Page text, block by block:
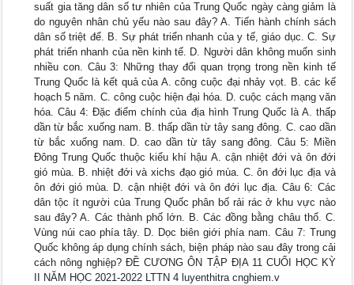
suất gia tăng dân số tư nhiên của Trung Quốc ngày càng giảm là
do nguyên nhân chủ yếu nào sau đây? A. Tiến hành chính sách
dân số triệt để. B. Sự phát triển nhanh của y tế, giáo dục. C. Sự
phát triển nhanh của nền kinh tế. D. Người dân không muốn sinh
nhiều con. Câu 3: Những thay đổi quan trọng trong nền kinh tế
Trung Quốc là kết quả của A. công cuộc đại nhảy vọt. B. các kế
hoạch 5 năm. C. công cuộc hiện đại hóa. D. cuộc cách mạng văn
hóa. Câu 4: Đặc điểm chính của địa hình Trung Quốc là A. thấp
dần từ bắc xuống nam. B. thấp dần từ tây sang đông. C. cao dần
từ bắc xuống nam. D. cao dần từ tây sang đông. Câu 5: Miền
Đông Trung Quốc thuộc kiểu khí hậu A. cận nhiệt đới và ôn đới
gió mùa. B. nhiệt đới và xichs đạo gió mùa. C. ôn đới lục địa và
ôn đới gió mùa. D. cận nhiệt đới và ôn đới lục địa. Câu 6: Các
dân tộc ít người của Trung Quốc phân bố rải rác ở khu vực nào
sau đây? A. Các thành phố lớn. B. Các đồng bằng châu thổ. C.
Vùng núi cao phía tây. D. Dọc biên giới phía nam. Câu 7: Trung
Quốc không áp dụng chính sách, biện pháp nào sau đây trong cải
cách nông nghiệp? ĐỀ CƯƠNG ÔN TẬP ĐỊA 11 CUỐI HỌC KỲ
II NĂM HỌC 2021-2022 LTTN 4 luyenthitra cnghiem.v